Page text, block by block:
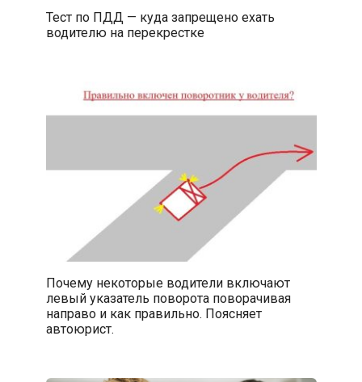
Тест по ПДД — куда запрещено ехать
водителю на перекрестке
Почему некоторые водители включают
левый указатель поворота поворачивая
направо и как правильно. Поясняет
автоюрист.